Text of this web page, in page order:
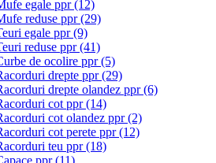
egale ppr(12)
reduse ppr(29)
egale ppr(9)
reduse ppr(41)
de ocolire ppr(5)
drepte ppr(29)
drepte olandez ppr(6)
cot ppr(14)
cot olandez ppr(2)
cot perete ppr(12)
teu ppr(18)
ppr(11)